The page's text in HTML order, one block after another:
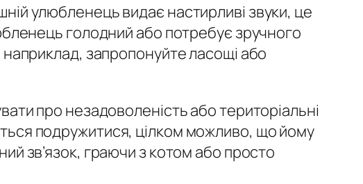
улюбленець видає настирливі звуки, це
голодний або потребує зручного
наприклад, запропонуйте ласощі або
про незадоволеність або територіальні
подружитися, цілком можливо, що йому
зв’язок, граючи з котом або просто